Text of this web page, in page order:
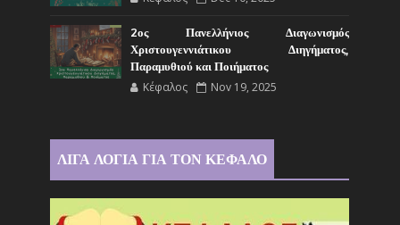
2ος Πανελλήνιος Διαγωνισμός
Χριστουγεννιάτικου Διηγήματος,
Παραμυθιού και Ποιήματος
Κέφαλος Nov 19, 2025
ΛΙΓΑ ΛΟΓΙΑ ΓΙΑ ΤΟΝ ΚΕΦΑΛΟ